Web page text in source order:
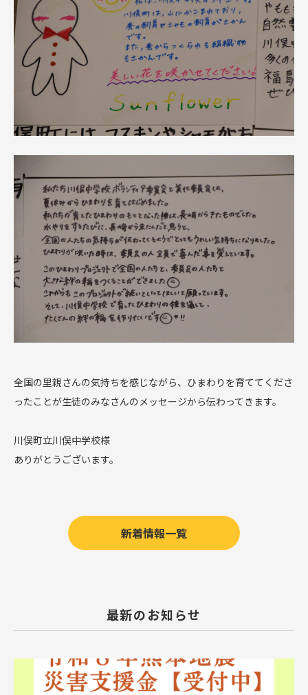
全国の里親さんの気持ちを感じながら、ひまわりを育ててくださ
ったことが生徒のみなさんのメッセージから伝わってきます。
川俣町立川俣中学校様
ありがとうございます。
新着情報一覧
最新のお知らせ